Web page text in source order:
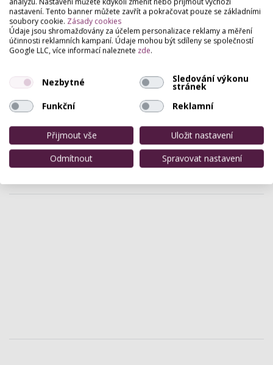
Profemina Estetický salón
Fryštátská 2060 , Karviná
hyperpigmentace, aplikace botulotoxinu a
Top visage
Pernštejnské nám 110 , Hranice (Přerov)
salon zaměřený na kompletní péči o vlasy, pleť a
tělo. Provozujeme kadeřnictví, kosmetiku, solárium,
nastavení. Tento banner můžete zavřít a pokračovat pouze se základními
soubory cookie. Zásady cookies
Údaje jsou shromažďovány za účelem personalizace reklamy a měření
účinnosti reklamních kampaní. Údaje mohou být sdíleny se společností
Google LLC, více informací naleznete zde.
Nezbytné Sledování výkonu
stránek
Funkční
Reklamní
Přijmout vše
Uložit nastavení
Odmítnout
Spravovat nastavení